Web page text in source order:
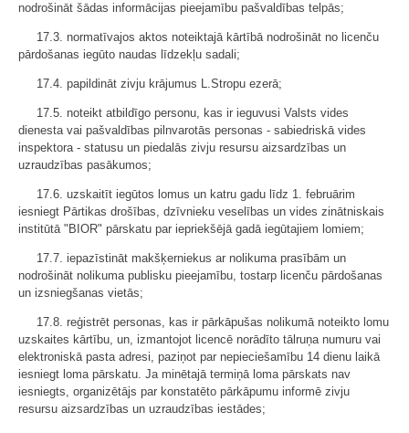
nodrošināt šādas informācijas pieejamību pašvaldības telpās;
17.3. normatīvajos aktos noteiktajā kārtībā nodrošināt no licenču
pārdošanas iegūto naudas līdzekļu sadali;
17.4. papildināt zivju krājumus L.Stropu ezerā;
17.5. noteikt atbildīgo personu, kas ir ieguvusi Valsts vides
dienesta vai pašvaldības pilnvarotās personas - sabiedriskā vides
inspektora - statusu un piedalās zivju resursu aizsardzības un
uzraudzības pasākumos;
17.6. uzskaitīt iegūtos lomus un katru gadu līdz 1. februārim
iesniegt Pārtikas drošības, dzīvnieku veselības un vides zinātniskais
institūtā "BIOR" pārskatu par iepriekšējā gadā iegūtajiem lomiem;
17.7. iepazīstināt makšķerniekus ar nolikuma prasībām un
nodrošināt nolikuma publisku pieejamību, tostarp licenču pārdošanas
un izsniegšanas vietās;
17.8. reģistrēt personas, kas ir pārkāpušas nolikumā noteikto lomu
uzskaites kārtību, un, izmantojot licencē norādīto tālruņa numuru vai
elektroniskā pasta adresi, paziņot par nepieciešamību 14 dienu laikā
iesniegt loma pārskatu. Ja minētajā termiņā loma pārskats nav
iesniegts, organizētājs par konstatēto pārkāpumu informē zivju
resursu aizsardzības un uzraudzības iestādes;